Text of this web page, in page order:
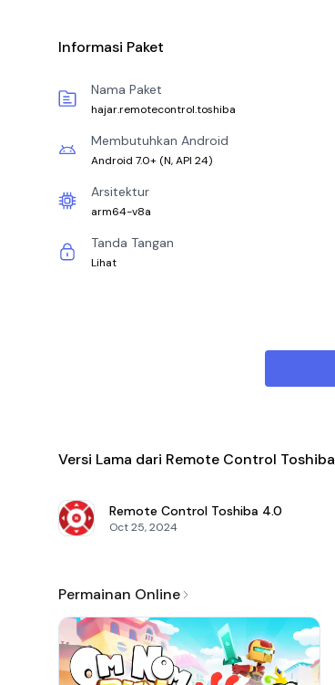
Informasi Paket
Nama Paket
hajar.remotecontrol.toshiba
Membutuhkan Android
Android 7.0+ (N, API 24)
Arsitektur
arm64-v8a
Tanda Tangan
Lihat
Versi Lama dari Remote Control Toshiba
Remote Control Toshiba 4.0
Oct 25, 2024
Permainan Online